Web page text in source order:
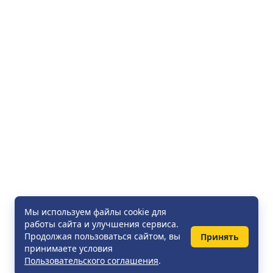
Мы используем файлы cookie для
работы сайта и улучшения сервиса.
Продолжая пользоваться сайтом, вы
принимаете условия
Пользовательского соглашения.
Принять